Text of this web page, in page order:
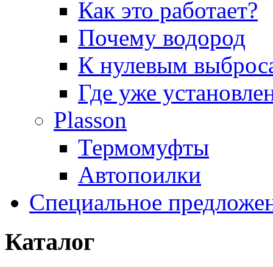
Как это работает?
Почему водород
К нулевым
Где уже
Plasson
Термомуфты
Автопоилки
Специальное
Каталог